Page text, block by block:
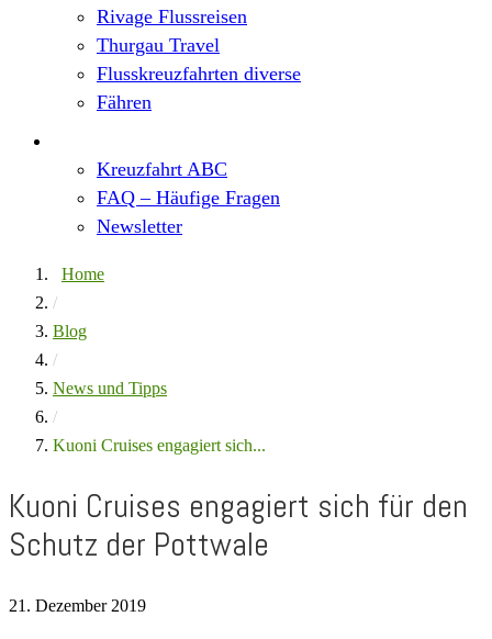
Rivage Flussreisen
Thurgau Travel
Flusskreuzfahrten diverse
Fähren
Kreuzfahrt ABC
FAQ – Häufige Fragen
Newsletter
Home
/
Blog
/
News und Tipps
/
Kuoni Cruises engagiert sich...
Kuoni Cruises engagiert sich für den
Schutz der Pottwale
21. Dezember 2019